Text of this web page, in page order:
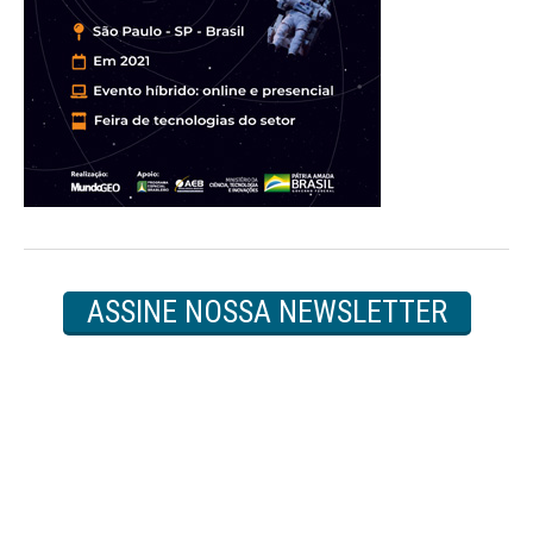
ASSINE NOSSA NEWSLETTER